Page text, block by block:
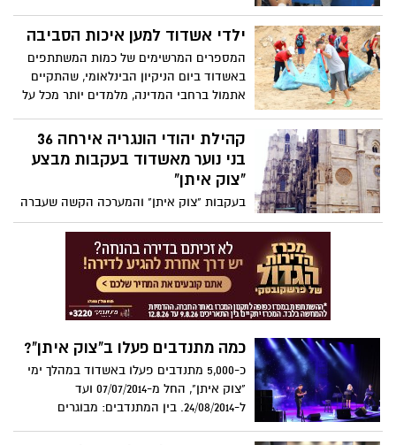
לעצמם מסלול שבסופו ישולבו במקום
המתאים להם. השבוע נערך טקס סיום ראשון
לבוגרי המחזור הראשון. 13 הצעירים כבר
קיבלו צווי גיוס וחלקם מתכוונים לשרת
ביחידות קרביות.
ילדי אשדוד למען איכות הסביבה
המספרים המרשימים של כמות המשתתפים
באשדוד ביום הניקיון הבינלאומי, שהתקיים
אתמול ברחבי המדינה, מלמדים יותר מכל על
על המרחב הציבורי ועל משאבי הטבע והנוף
העירוני. תוכניות חינוכיות בנושאי סביבה
ואקולוגיה, מבצעי ניקיון במינהלות, טיפוח
ושימור תמידיים באו הפעם לידי ביטוי במבצע
בו נטלו חלק תלמידים, פעילי רבעים
ומתנדבים והראו עד כמה לערכים הנלמדים
יש גם ביטוי מעשי
קהילת יהודי הונגריה אירחה 36
בני נוער מאשדוד בעקבות מבצע
"צוק איתן"
בעקבות "צוק איתן" והמערכה הקשה שעברה
על תושבי העיר וילדי אשדוד, הוצע ליישובי
הדרום להוציא משלחות תלמידים לחו"ל,
להפוגה ולהתרעננות משגרת החירום. משלחת
תלמידים מאשדוד יצאה לבודפשט, בירת
הונגריה, והייתה אורחת של הקהילה היהודית.
כמה מתנדבים פעלו ב"צוק איתן"?
כ-5,000 מתנדבים פעלו באשדוד במהלך ימי
"צוק איתן", החל מ-07/07/2014 ועד
ל-24/08/2014. בין המתנדבים: מבוגרים